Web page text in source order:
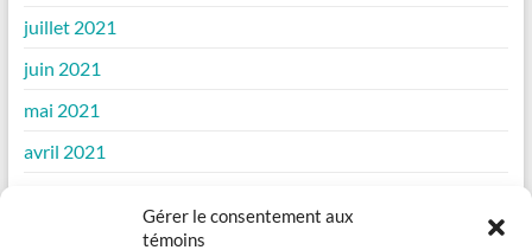
Gérer le consentement aux
témoins
juillet 2021
juin 2021
mai 2021
avril 2021